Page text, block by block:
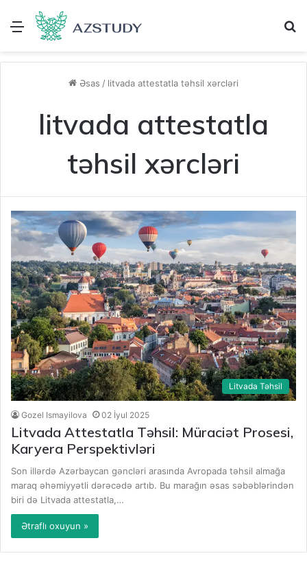
Menu
Əsas / litvada attestatla təhsil xərcləri
litvada attestatla
təhsil xərcləri
Litvada Təhsil
Gozel Ismayilova 02 İyul 2025
Litvada Attestatla Təhsil: Müraciət Prosesi,
Karyera Perspektivləri
Son illərdə Azərbaycan gəncləri arasında Avropada təhsil almağa
maraq əhəmiyyətli dərəcədə artıb. Bu marağın əsas səbəblərindən
biri də Litvada attestatla,…
Ətraflı oxuyun »